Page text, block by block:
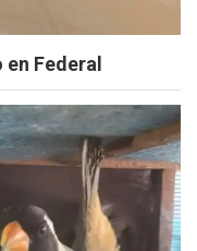
Federal